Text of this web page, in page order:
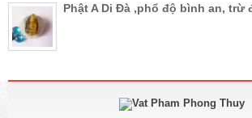
Phật A Di Đà ,phổ độ bình an, trừ